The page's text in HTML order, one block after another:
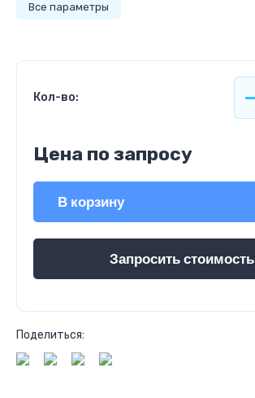
Все параметры
Кол-во:
Цена по запросу
В корзину
Запросить стоимость
Поделиться: